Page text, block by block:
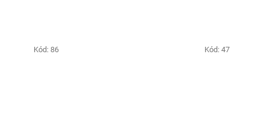
Kód: 86 Kód: 47